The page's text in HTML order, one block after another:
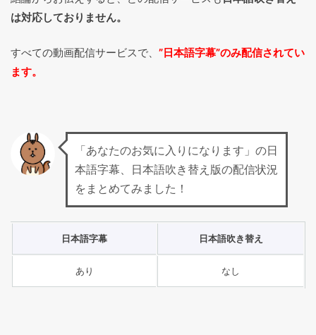
は対応しておりません。
すべての動画配信サービスで、 ”日本語字幕”のみ配信されてい
ます。
「あなたのお気に入りになります」の日
本語字幕、日本語吹き替え版の配信状況
をまとめてみました！
日本語字幕 日本語吹き替え
あり なし